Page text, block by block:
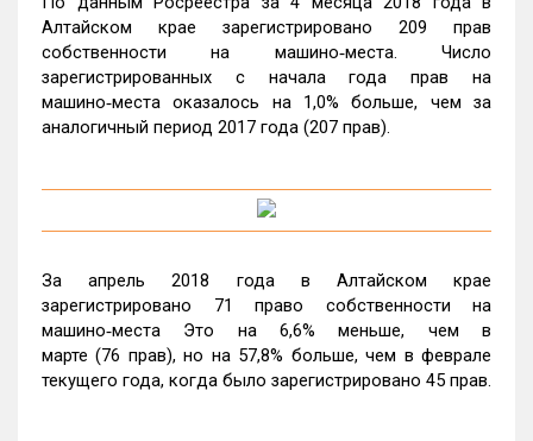
Алтайском крае зарегистрировано 209 прав
собственности на машино‑места. Число
зарегистрированных с начала года прав на
машино‑места оказалось на 1,0% больше, чем за
аналогичный период 2017 года (207 прав).
За апрель 2018 года в Алтайском крае
зарегистрировано 71 право собственности на
машино‑места Это на 6,6% меньше, чем в
марте (76 прав), но на 57,8% больше, чем в феврале
текущего года, когда было зарегистрировано 45 прав.